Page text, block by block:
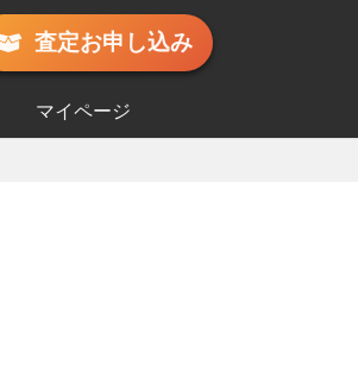
査定お申し込み
マイページ